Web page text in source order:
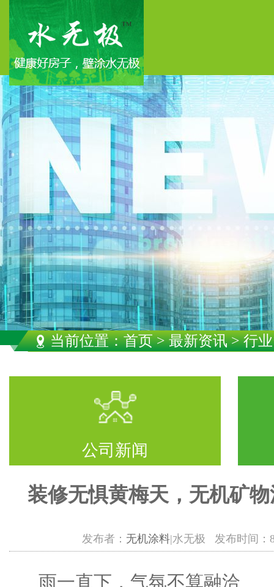
当前位置：首页>最新资讯> 行
公司新闻
装修无惧黄梅天，无机矿
发布者： 无机涂料|水无极 发布时间：
雨一直下，气氛不算融洽